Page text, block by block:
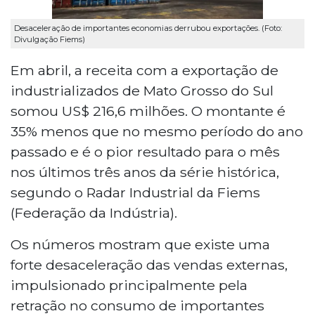
Desaceleração de importantes economias derrubou exportações. (Foto:
Divulgação Fiems)
Em abril, a receita com a exportação de
industrializados de Mato Grosso do Sul
somou US$ 216,6 milhões. O montante é
35% menos que no mesmo período do ano
passado e é o pior resultado para o mês
nos últimos três anos da série histórica,
segundo o Radar Industrial da Fiems
(Federação da Indústria).
Os números mostram que existe uma
forte desaceleração das vendas externas,
impulsionado principalmente pela
retração no consumo de importantes